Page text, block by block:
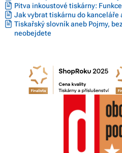
Pitva inkoustové tiskárny:
Jak vybrat tiskárnu do kanceláře
Tiskařský slovník aneb Pojmy,
neobejdete